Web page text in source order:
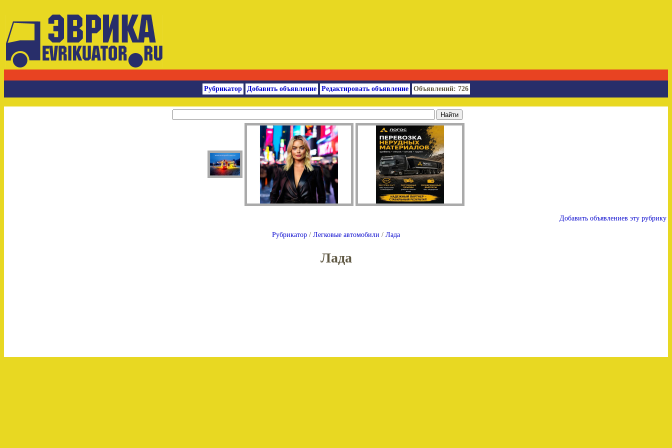
Рубрикатор Добавить объявление Редактировать объявление Объявлений: 726
Добавить объявлениев эту рубрику
Рубрикатор / Легковые автомобили / Лада
Лада